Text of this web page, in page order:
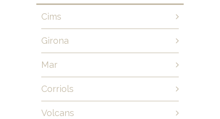
Cims
Girona
Mar
Corriols
Volcans